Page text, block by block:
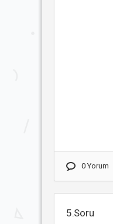
0 Yorum
5.Soru